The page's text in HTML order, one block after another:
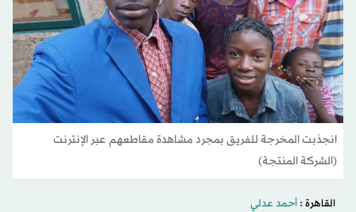
انجذبت المخرجة للفريق بمجرد مشاهدة مقاطعهم عبر الإنترنت
(الشركة المنتجة)
القاهرة :أحمد عدلي